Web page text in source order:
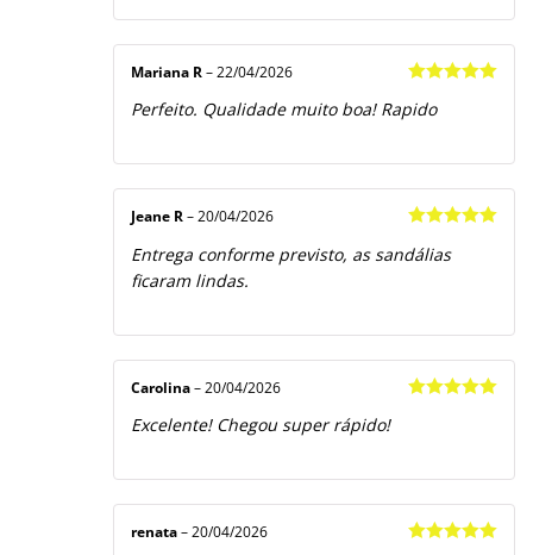
de 5
Mariana R – 22/04/2026
Perfeito. Qualidade muito boa! Rapido
de 5
Jeane R – 20/04/2026
Entrega conforme previsto, as sandálias
ficaram lindas.
Carolina – 20/04/2026
Excelente! Chegou super rápido!
renata – 20/04/2026